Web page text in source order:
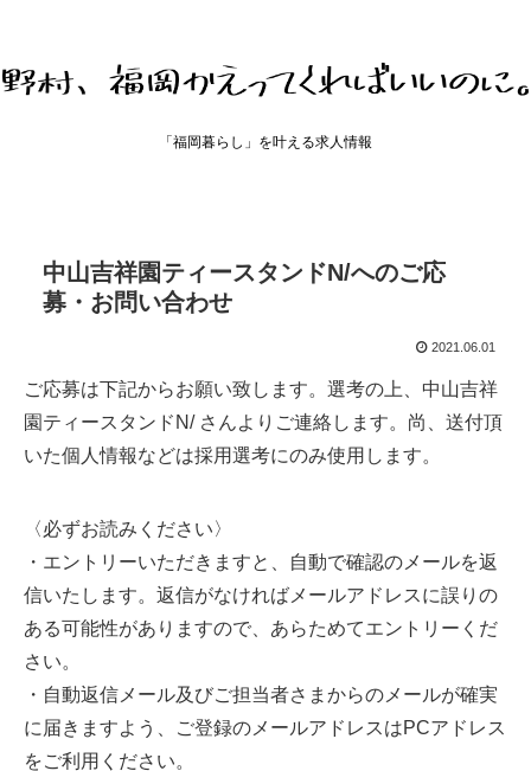
「福岡暮らし」を叶える求人情報
中山吉祥園ティースタンドN/へのご応
募・お問い合わせ
2021.06.01
ご応募は下記からお願い致します。選考の上、中山吉祥
園ティースタンドN/ さんよりご連絡します。尚、送付頂
いた個人情報などは採用選考にのみ使用します。
〈必ずお読みください〉
・エントリーいただきますと、自動で確認のメールを返
信いたします。返信がなければメールアドレスに誤りの
ある可能性がありますので、あらためてエントリーくだ
さい。
・自動返信メール及びご担当者さまからのメールが確実
に届きますよう、ご登録のメールアドレスはPCアドレス
をご利用ください。